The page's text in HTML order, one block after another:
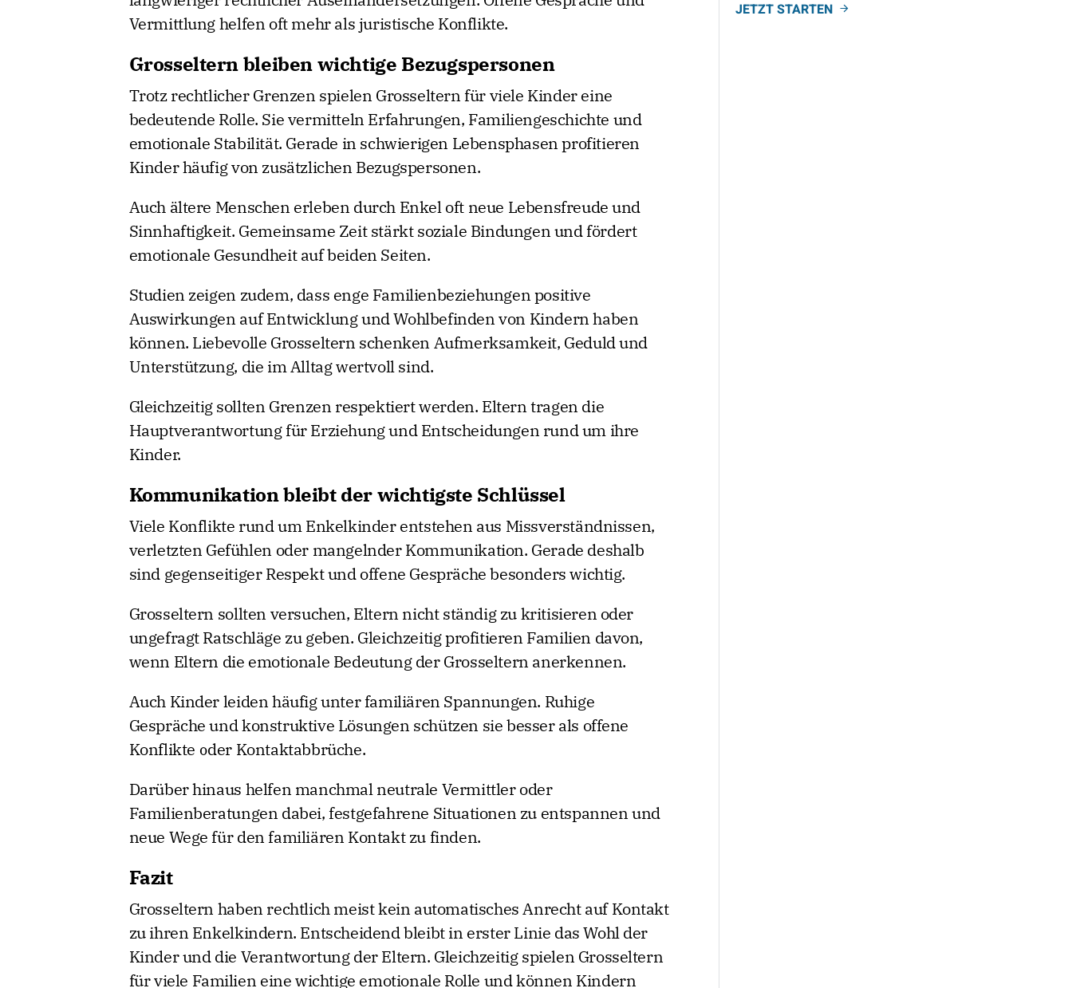
Vermittlung helfen oft mehr als juristische Konflikte.
Grosseltern bleiben wichtige Bezugspersonen
Trotz rechtlicher Grenzen spielen Grosseltern für viele Kinder eine
bedeutende Rolle. Sie vermitteln Erfahrungen, Familiengeschichte und
emotionale Stabilität. Gerade in schwierigen Lebensphasen profitieren
Kinder häufig von zusätzlichen Bezugspersonen.
Auch ältere Menschen erleben durch Enkel oft neue Lebensfreude und
Sinnhaftigkeit. Gemeinsame Zeit stärkt soziale Bindungen und fördert
emotionale Gesundheit auf beiden Seiten.
Studien zeigen zudem, dass enge Familienbeziehungen positive
Auswirkungen auf Entwicklung und Wohlbefinden von Kindern haben
können. Liebevolle Grosseltern schenken Aufmerksamkeit, Geduld und
Unterstützung, die im Alltag wertvoll sind.
Gleichzeitig sollten Grenzen respektiert werden. Eltern tragen die
Hauptverantwortung für Erziehung und Entscheidungen rund um ihre
Kinder.
Kommunikation bleibt der wichtigste Schlüssel
Viele Konflikte rund um Enkelkinder entstehen aus Missverständnissen,
verletzten Gefühlen oder mangelnder Kommunikation. Gerade deshalb
sind gegenseitiger Respekt und offene Gespräche besonders wichtig.
Grosseltern sollten versuchen, Eltern nicht ständig zu kritisieren oder
ungefragt Ratschläge zu geben. Gleichzeitig profitieren Familien davon,
wenn Eltern die emotionale Bedeutung der Grosseltern anerkennen.
Auch Kinder leiden häufig unter familiären Spannungen. Ruhige
Gespräche und konstruktive Lösungen schützen sie besser als offene
Konflikte oder Kontaktabbrüche.
Darüber hinaus helfen manchmal neutrale Vermittler oder
Familienberatungen dabei, festgefahrene Situationen zu entspannen und
neue Wege für den familiären Kontakt zu finden.
Fazit
Grosseltern haben rechtlich meist kein automatisches Anrecht auf Kontakt
zu ihren Enkelkindern. Entscheidend bleibt in erster Linie das Wohl der
Kinder und die Verantwortung der Eltern. Gleichzeitig spielen Grosseltern
für viele Familien eine wichtige emotionale Rolle und können Kindern
JETZT STARTEN